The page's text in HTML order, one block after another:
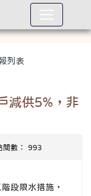
列表
減供5%，非
閱數： 993
段限水措施，